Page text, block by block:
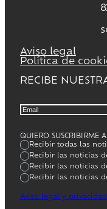
Aviso legal
Política de
RECIBE
QUIERO SUSCRIBIRME
Recibir todas las
Recibir las noticias
Recibir las noticias
Recibir las noticias
Aviso legal y privacidad